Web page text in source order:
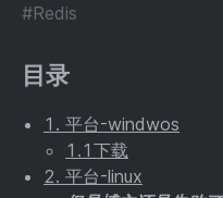
#Redis
目录
1. 平台-windwos
1.1下载
2. 平台-linux